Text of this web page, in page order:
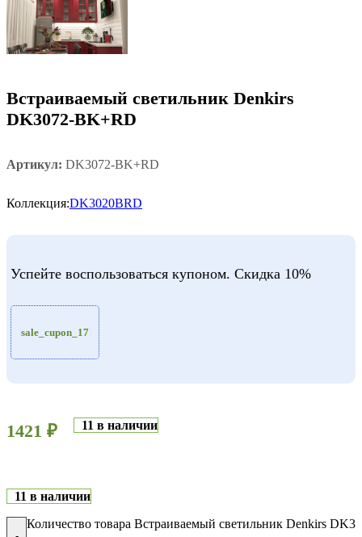
Встраиваемый светильник Denkirs
DK3072-BK+RD
Артикул: DK3072-BK+RD
Коллекция:DK3020BRD
Успейте воспользоваться купоном. Скидка 10%
sale_cupon_17
1421 ₽ 11 в наличии
11 в наличии
Количество товара Встраиваемый светильник Denkirs